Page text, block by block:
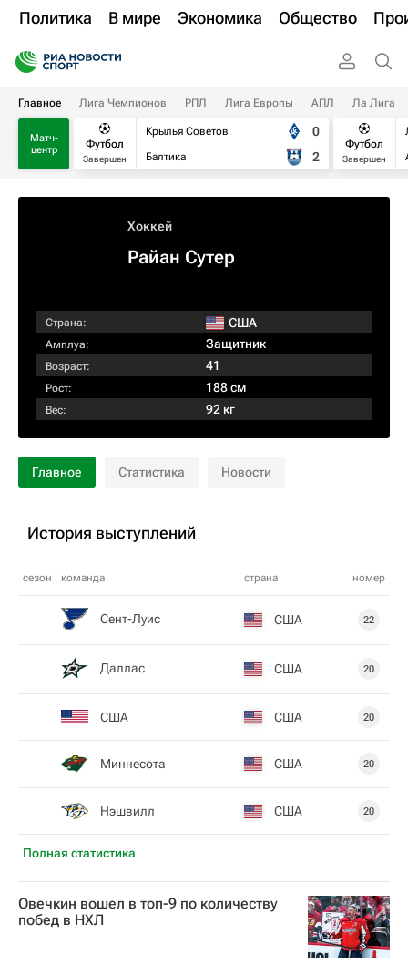
Политика В мире Экономика Общество
Главное Лига Чемпионов РПЛ Лига Европы АПЛ Ла Лига
Матч-
центр
Футбол
Завершен
Крылья Советов
Балтика
0
2
Футбол
Завершен
Хоккей
Райан Сутер
Страна: США
Амплуа: Защитник
Возраст: 41
Рост: 188 см
Вес: 92 кг
Главное Статистика Новости
История выступлений
сезон команда страна номер
Полная статистика
Сент-Луис США 22
Даллас США 20
США США 20
Миннесота США 20
Нэшвилл США 20
Овечкин вошел в топ-9 по количеству
побед в НХЛ